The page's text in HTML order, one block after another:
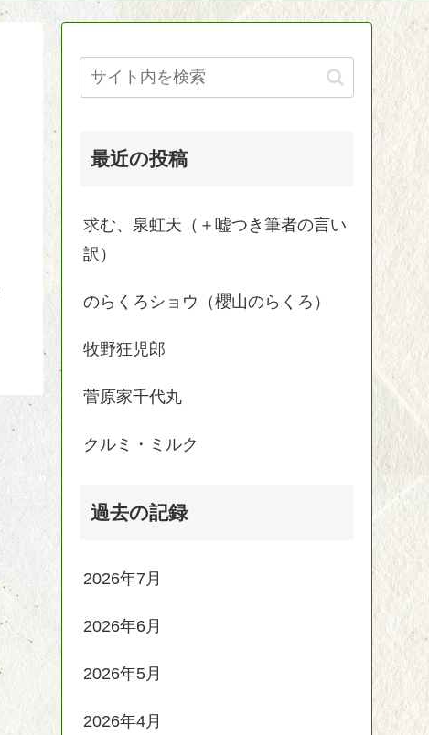
最近の投稿
求む、泉虹天（＋嘘つき筆者の言い
訳）
のらくろショウ（櫻山のらくろ）
牧野狂児郎
菅原家千代丸
クルミ・ミルク
過去の記録
2026年7月
2026年6月
2026年5月
2026年4月